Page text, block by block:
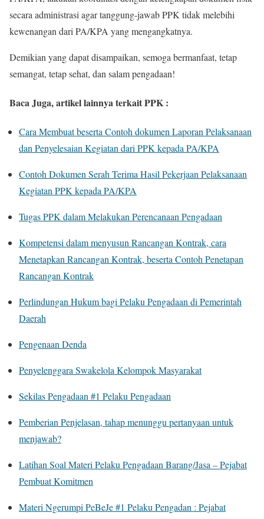
secara administrasi agar tanggung-jawab PPK tidak melebihi
kewenangan dari PA/KPA yang mengangkatnya.
Demikian yang dapat disampaikan, semoga bermanfaat, tetap
semangat, tetap sehat, dan salam pengadaan!
Baca Juga, artikel lainnya terkait PPK :
Cara Membuat beserta Contoh dokumen Laporan Pelaksanaan
dan Penyelesaian Kegiatan dari PPK kepada PA/KPA
Contoh Dokumen Serah Terima Hasil Pekerjaan Pelaksanaan
Kegiatan PPK kepada PA/KPA
Tugas PPK dalam Melakukan Perencanaan Pengadaan
Kompetensi dalam menyusun Rancangan Kontrak, cara
Menetapkan Rancangan Kontrak, beserta Contoh Penetapan
Rancangan Kontrak
Perlindungan Hukum bagi Pelaku Pengadaan di Pemerintah
Daerah
Pengenaan Denda
Penyelenggara Swakelola Kelompok Masyarakat
Sekilas Pengadaan #1 Pelaku Pengadaan
Pemberian Penjelasan, tahap menunggu pertanyaan untuk
menjawab?
Latihan Soal Materi Pelaku Pengadaan Barang/Jasa – Pejabat
Pembuat Komitmen
Materi Ngerumpi PeBeJe #1 Pelaku Pengadan : Pejabat